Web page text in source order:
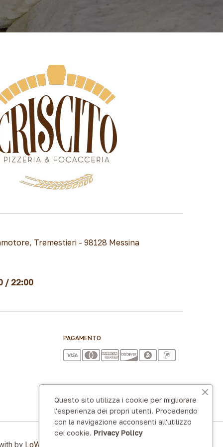
Tremestieri - 98128 Messina
/ 22:00
PAGAMENTO
Questo sito utilizza i cookie per migliorare
l'esperienza dei propri utenti. Procedendo
con la navigazione acconsenti all'utilizzo
dei cookie. Privacy Policy